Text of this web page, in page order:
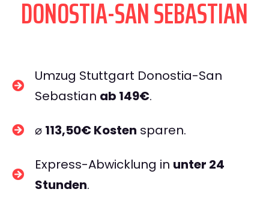
DONOSTIA-SAN SEBASTIAN
Umzug Stuttgart Donostia-San
Sebastian ab 149€.
⌀ 113,50€ Kosten sparen.
Express-Abwicklung in unter 24
Stunden.